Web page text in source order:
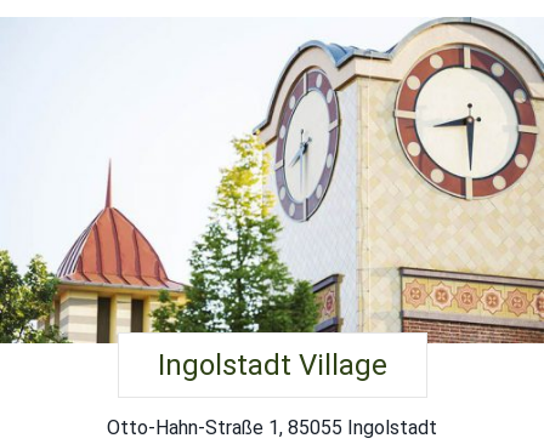
Ingolstadt Village
Otto-Hahn-Straße 1, 85055 Ingolstadt